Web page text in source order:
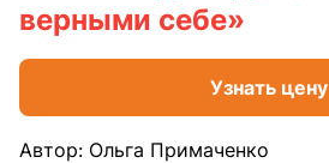
верными себе»
Узнать цену
Автор: Ольга Примаченко